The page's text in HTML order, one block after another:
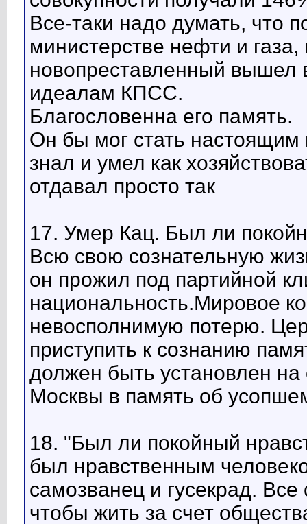
Все-таки надо думать, что
министерстве нефти и
новопреставленный вышел
идеалам КПСС.
Благословенна его память.
Он бы мог стать
знал и умел как
отдавал просто так
17. Умер Кац. Был ли
Всю свою сознательную
он прожил под партийной
национальность.Мировое
невосполнимую потерю.
приступить к сознанию
должен быть установлен
Москвы в память об
18. "Был ли покойный
был нравственным
самозванец и гусекрад.
чтобы жить за счет